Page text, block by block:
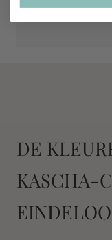
DE
KASCHA-